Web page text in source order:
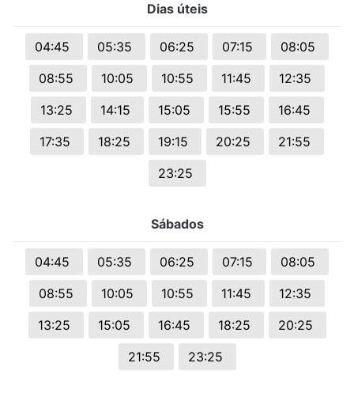
Dias úteis
04:45 05:35 06:25 07:15
08:05
08:55
10:05 10:55 11:45
12:35
13:25
14:15 15:05 15:55
16:45
17:35
18:25 19:15 20:25
21:55
23:25
Sábados
04:45 05:35 06:25 07:15
08:05
08:55
10:05 10:55 11:45
12:35
13:25
15:05 16:45 18:25
20:25
21:55
23:25